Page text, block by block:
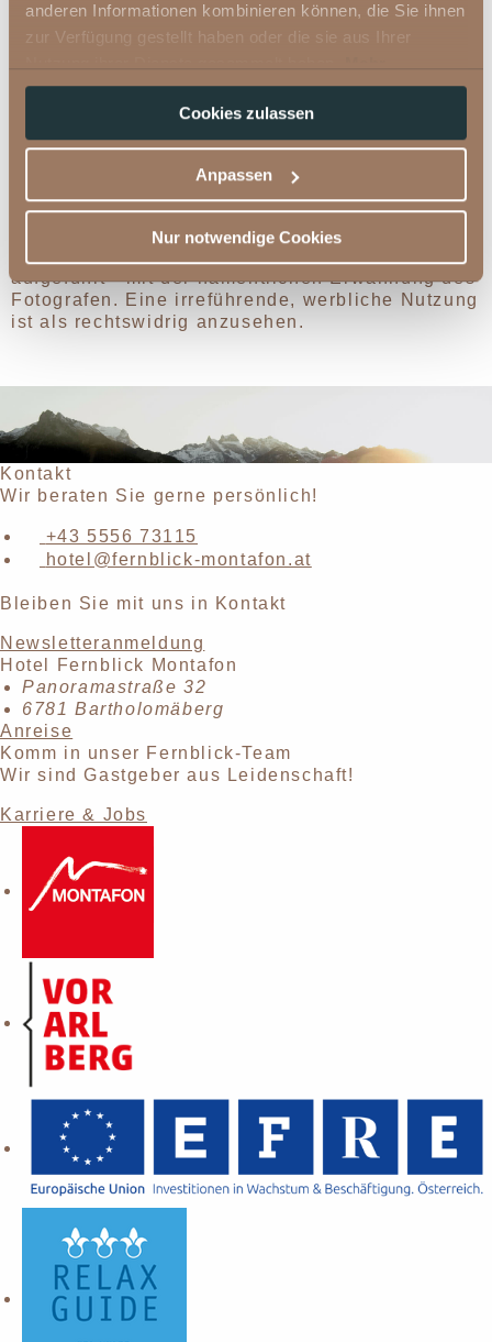
anderen Informationen kombinieren können, die Sie ihnen
zur Verfügung gestellt haben oder die sie aus Ihrer
Informationen
Cookies zulassen
Anpassen
Nur notwendige Cookies
Die angebotenen Inhalte können kostenlos im
Rahmen Ihrer redaktionellen Berichterstattung
bereitgestellt werden kann und, dass bei
Verwendung, der jeweils angeführte
Bildnachweis abgedruckt werden muss. Jede
Veröffentlichung von Fotos hat mit dem Hinweis
"Foto: Hotel Fernblick Montafon/ bzw.
entsprechendem Fotonachweis" zu erfolgen und -
aufgeführt - mit der namentlichen Erwähnung des
Fotografen. Eine irreführende, werbliche Nutzung
ist als rechtswidrig anzusehen.
Kontakt
Wir beraten Sie gerne persönlich!
+43 5556 73115
hotel@fernblick-montafon.at
Bleiben Sie mit uns in Kontakt
Newsletteranmeldung
Hotel Fernblick Montafon
Panoramastraße 32
6781 Bartholomäberg
Anreise
Komm in unser Fernblick-Team
Wir sind Gastgeber aus Leidenschaft!
Karriere & Jobs